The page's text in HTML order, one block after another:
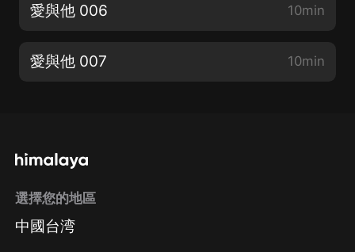
愛與他 006 10min
愛與他 007 10min
選擇您的地區
中國台湾